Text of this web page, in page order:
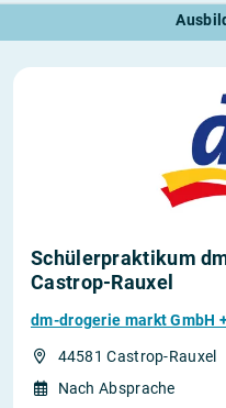
Schülerpraktikum
Castrop-Rauxel
dm-drogerie markt GmbH
44581 Castrop-Rauxel
Nach Absprache